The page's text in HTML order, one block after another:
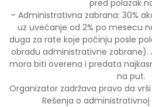
pred polazak
– Administrativna zabrana: 30%
uz uvećanje od 2% po mesecu
duga za rate koje počinju posle
obradu administrativne zabrane).
mora biti overena i predata
na put.
Organizator zadržava pravo da
Rešenja o